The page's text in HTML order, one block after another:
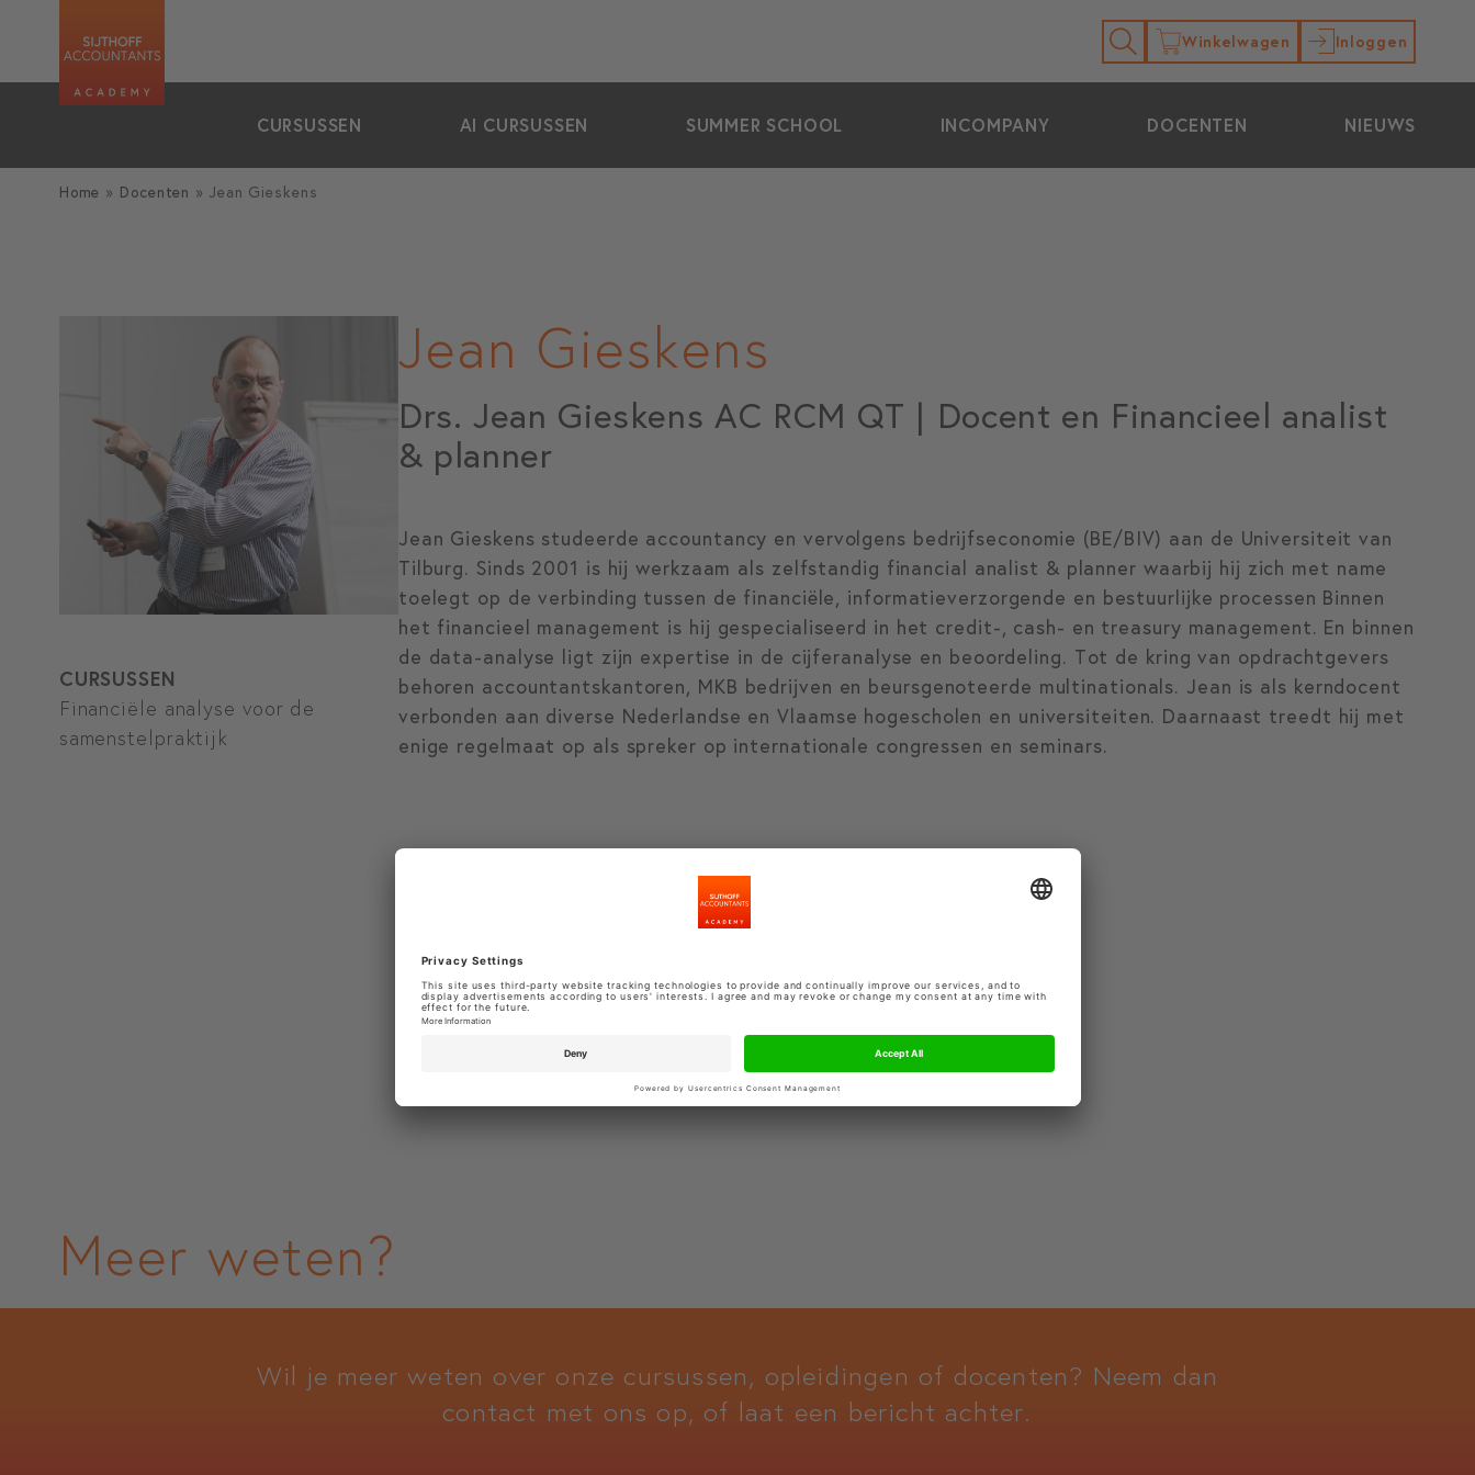
Winkelwagen Inloggen
CURSUSSEN AI CURSUSSEN SUMMER SCHOOL INCOMPANY DOCENTEN NIEUWS
Home » Docenten » Jean Gieskens
CURSUSSEN
Financiële analyse voor de
samenstelpraktijk
Jean Gieskens
Drs. Jean Gieskens AC RCM QT | Docent en Financieel analist
& planner
Jean Gieskens studeerde accountancy en vervolgens bedrijfseconomie (BE/BIV) aan de Universiteit van
Tilburg. Sinds 2001 is hij werkzaam als zelfstandig financial analist & planner waarbij hij zich met name
toelegt op de verbinding tussen de financiële, informatieverzorgende en bestuurlijke processen Binnen
het financieel management is hij gespecialiseerd in het credit-, cash- en treasury management. En binnen
de data-analyse ligt zijn expertise in de cijferanalyse en beoordeling. Tot de kring van opdrachtgevers
behoren accountantskantoren, MKB bedrijven en beursgenoteerde multinationals. Jean is als kerndocent
verbonden aan diverse Nederlandse en Vlaamse hogescholen en universiteiten. Daarnaast treedt hij met
enige regelmaat op als spreker op internationale congressen en seminars.
bekijk meer docenten
Meer weten?
Wil je meer weten over onze cursussen, opleidingen of docenten? Neem dan
contact met ons op, of laat een bericht achter.